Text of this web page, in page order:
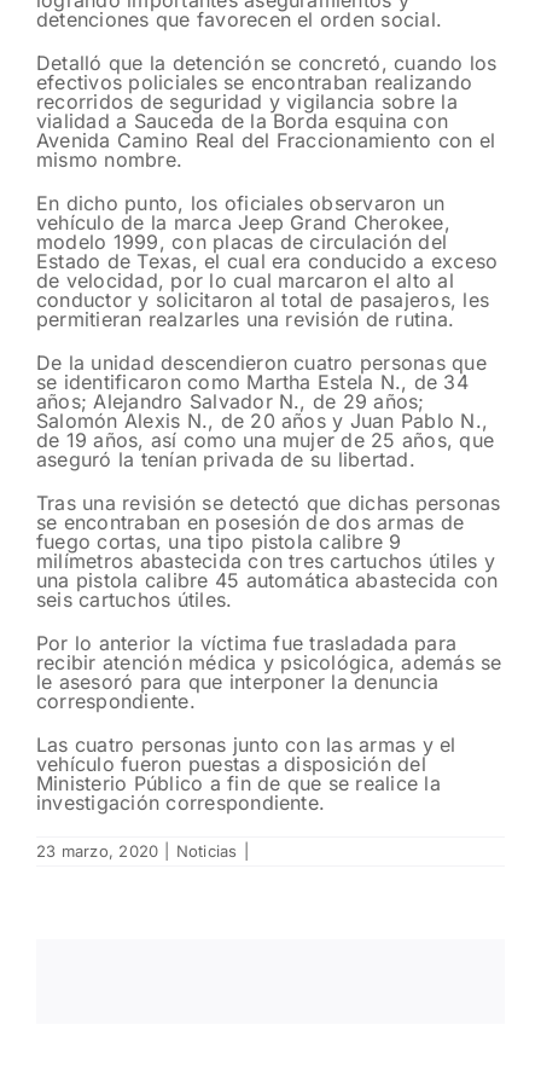
detenciones que favorecen el orden social.
Detalló que la detención se concretó, cuando los
efectivos policiales se encontraban realizando
recorridos de seguridad y vigilancia sobre la
vialidad a Sauceda de la Borda esquina con
Avenida Camino Real del Fraccionamiento con el
mismo nombre.
En dicho punto, los oficiales observaron un
vehículo de la marca Jeep Grand Cherokee,
modelo 1999, con placas de circulación del
Estado de Texas, el cual era conducido a exceso
de velocidad, por lo cual marcaron el alto al
conductor y solicitaron al total de pasajeros, les
permitieran realzarles una revisión de rutina.
De la unidad descendieron cuatro personas que
se identificaron como Martha Estela N., de 34
años; Alejandro Salvador N., de 29 años;
Salomón Alexis N., de 20 años y Juan Pablo N.,
de 19 años, así como una mujer de 25 años, que
aseguró la tenían privada de su libertad.
Tras una revisión se detectó que dichas personas
se encontraban en posesión de dos armas de
fuego cortas, una tipo pistola calibre 9
milímetros abastecida con tres cartuchos útiles y
una pistola calibre 45 automática abastecida con
seis cartuchos útiles.
Por lo anterior la víctima fue trasladada para
recibir atención médica y psicológica, además se
le asesoró para que interponer la denuncia
correspondiente.
Las cuatro personas junto con las armas y el
vehículo fueron puestas a disposición del
Ministerio Público a fin de que se realice la
investigación correspondiente.
23 marzo, 2020 Noticias